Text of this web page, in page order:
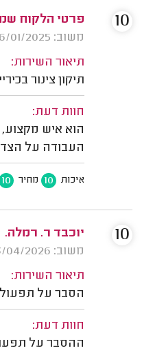
פרטי הלקוח
משוב: 26/01/2025
תיאור השירות:
תיקון צינור
חוות דעת:
הוא איש
העבודה על הצד
איכות 10 מחיר 10
10
יוכבד ר. רמלה.
משוב: 03/04/2026
תיאור השירות:
הסבר על תפעול
חוות דעת:
ההסבר על תפעול
10